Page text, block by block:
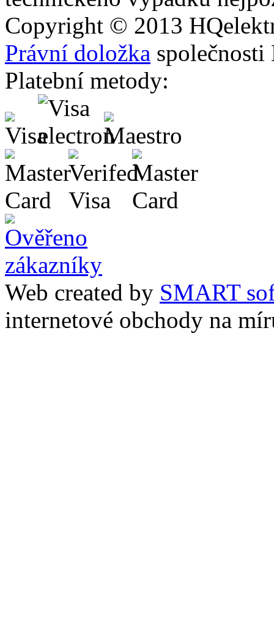
Copyright © 2013 HQ
Právní doložka
Platební metody:
Web created by SMART
internetové obchody na